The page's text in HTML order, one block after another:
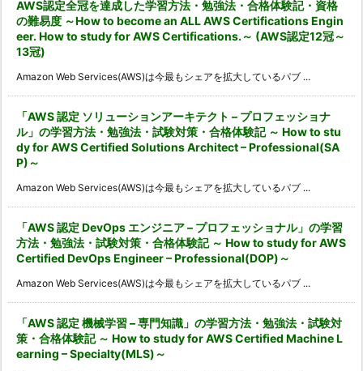
AWS認定全冠を達成した学習方法・勉強法・合格体験記・資格
の難易度 ～How to become an ALL AWS Certifications Engin
eer. How to study for AWS Certifications.～ (AWS認定12冠～
13冠)
Amazon Web Services(AWS)は今最もシェアを拡大しているパブ ...
「AWS 認定 ソリューションアーキテクト – プロフェッショナ
ル」の学習方法・勉強法・試験対策・合格体験記 ～ How to stu
dy for AWS Certified Solutions Architect – Professional(SA
P)～
Amazon Web Services(AWS)は今最もシェアを拡大しているパブ ...
「AWS 認定 DevOps エンジニア – プロフェッショナル」の学習
方法・勉強法・試験対策・合格体験記 ～ How to study for AWS
Certified DevOps Engineer – Professional(DOP)～
Amazon Web Services(AWS)は今最もシェアを拡大しているパブ ...
「AWS 認定 機械学習 – 専門知識」の学習方法・勉強法・試験対
策・合格体験記 ～ How to study for AWS Certified Machine L
earning – Specialty(MLS)～